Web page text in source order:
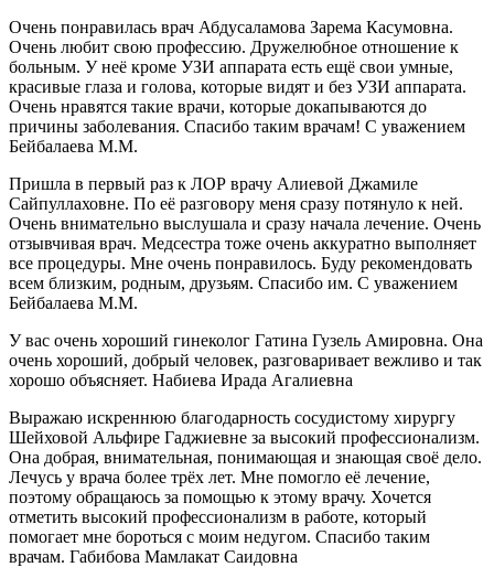
Очень понравилась врач Абдусаламова Зарема Касумовна.
Очень любит свою профессию. Дружелюбное отношение к
больным. У неё кроме УЗИ аппарата есть ещё свои умные,
красивые глаза и голова, которые видят и без УЗИ аппарата.
Очень нравятся такие врачи, которые докапываются до
причины заболевания. Спасибо таким врачам! С уважением
Бейбалаева М.М.
Пришла в первый раз к ЛОР врачу Алиевой Джамиле
Сайпуллаховне. По её разговору меня сразу потянуло к ней.
Очень внимательно выслушала и сразу начала лечение. Очень
отзывчивая врач. Медсестра тоже очень аккуратно выполняет
все процедуры. Мне очень понравилось. Буду рекомендовать
всем близким, родным, друзьям. Спасибо им. С уважением
Бейбалаева М.М.
У вас очень хороший гинеколог Гатина Гузель Амировна. Она
очень хороший, добрый человек, разговаривает вежливо и так
хорошо объясняет. Набиева Ирада Агалиевна
Выражаю искреннюю благодарность сосудистому хирургу
Шейховой Альфире Гаджиевне за высокий профессионализм.
Она добрая, внимательная, понимающая и знающая своё дело.
Лечусь у врача более трёх лет. Мне помогло её лечение,
поэтому обращаюсь за помощью к этому врачу. Хочется
отметить высокий профессионализм в работе, который
помогает мне бороться с моим недугом. Спасибо таким
врачам. Габибова Мамлакат Саидовна